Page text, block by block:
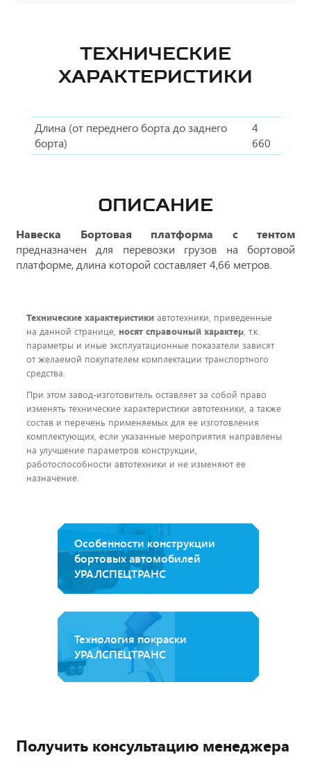
ТЕХНИЧЕСКИЕ
ХАРАКТЕРИСТИКИ
Длина (от переднего борта до заднего
борта)
4
660
ОПИСАНИЕ
Навеска Бортовая платформа с тентом
предназначен для перевозки грузов на бортовой
платформе, длина которой составляет 4,66 метров.
Технические характеристики автотехники, приведенные
на данной странице, носят справочный характер, т.к.
параметры и иные эксплуатационные показатели зависят
от желаемой покупателем комплектации транспортного
средства.
При этом завод-изготовитель оставляет за собой право
изменять технические характеристики автотехники, а также
состав и перечень применяемых для ее изготовления
комплектующих, если указанные мероприятия направлены
на улучшение параметров конструкции,
работоспособности автотехники и не изменяют ее
назначение.
Особенности конструкции
бортовых автомобилей
УРАЛСПЕЦТРАНС
Технология покраски
УРАЛСПЕЦТРАНС
Получить консультацию менеджера